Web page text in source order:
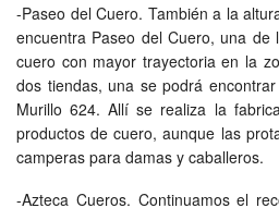
-Paseo del Cuero. También a la
encuentra Paseo del Cuero, una de
cuero con mayor trayectoria en la
dos tiendas, una se podrá
Murillo 624. Allí se realiza la
productos de cuero, aunque las
camperas para damas y caballeros.
-Azteca Cueros. Continuamos el